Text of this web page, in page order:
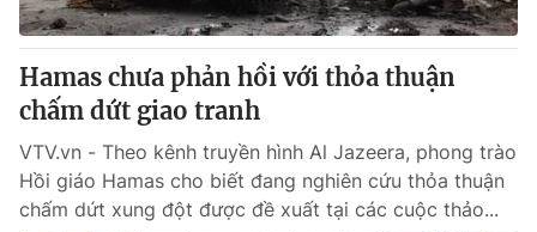
® Cấm sao chép dưới mọi hình thức nếu không có sự chấp
thông tin từ website này.
Hamas chưa phản hồi với thỏa thuận
chấm dứt giao tranh
VTV.vn - Theo kênh truyền hình Al Jazeera, phong trào
Hồi giáo Hamas cho biết đang nghiên cứu thỏa thuận
chấm dứt xung đột được đề xuất tại các cuộc thảo...